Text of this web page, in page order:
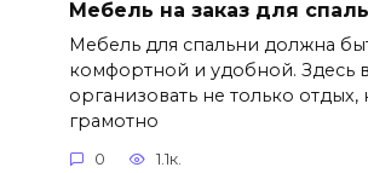
Мебель на заказ для
Мебель для спальни должна
комфортной и удобной. Здесь
организовать не только отдых,
грамотно
0 1.1к.